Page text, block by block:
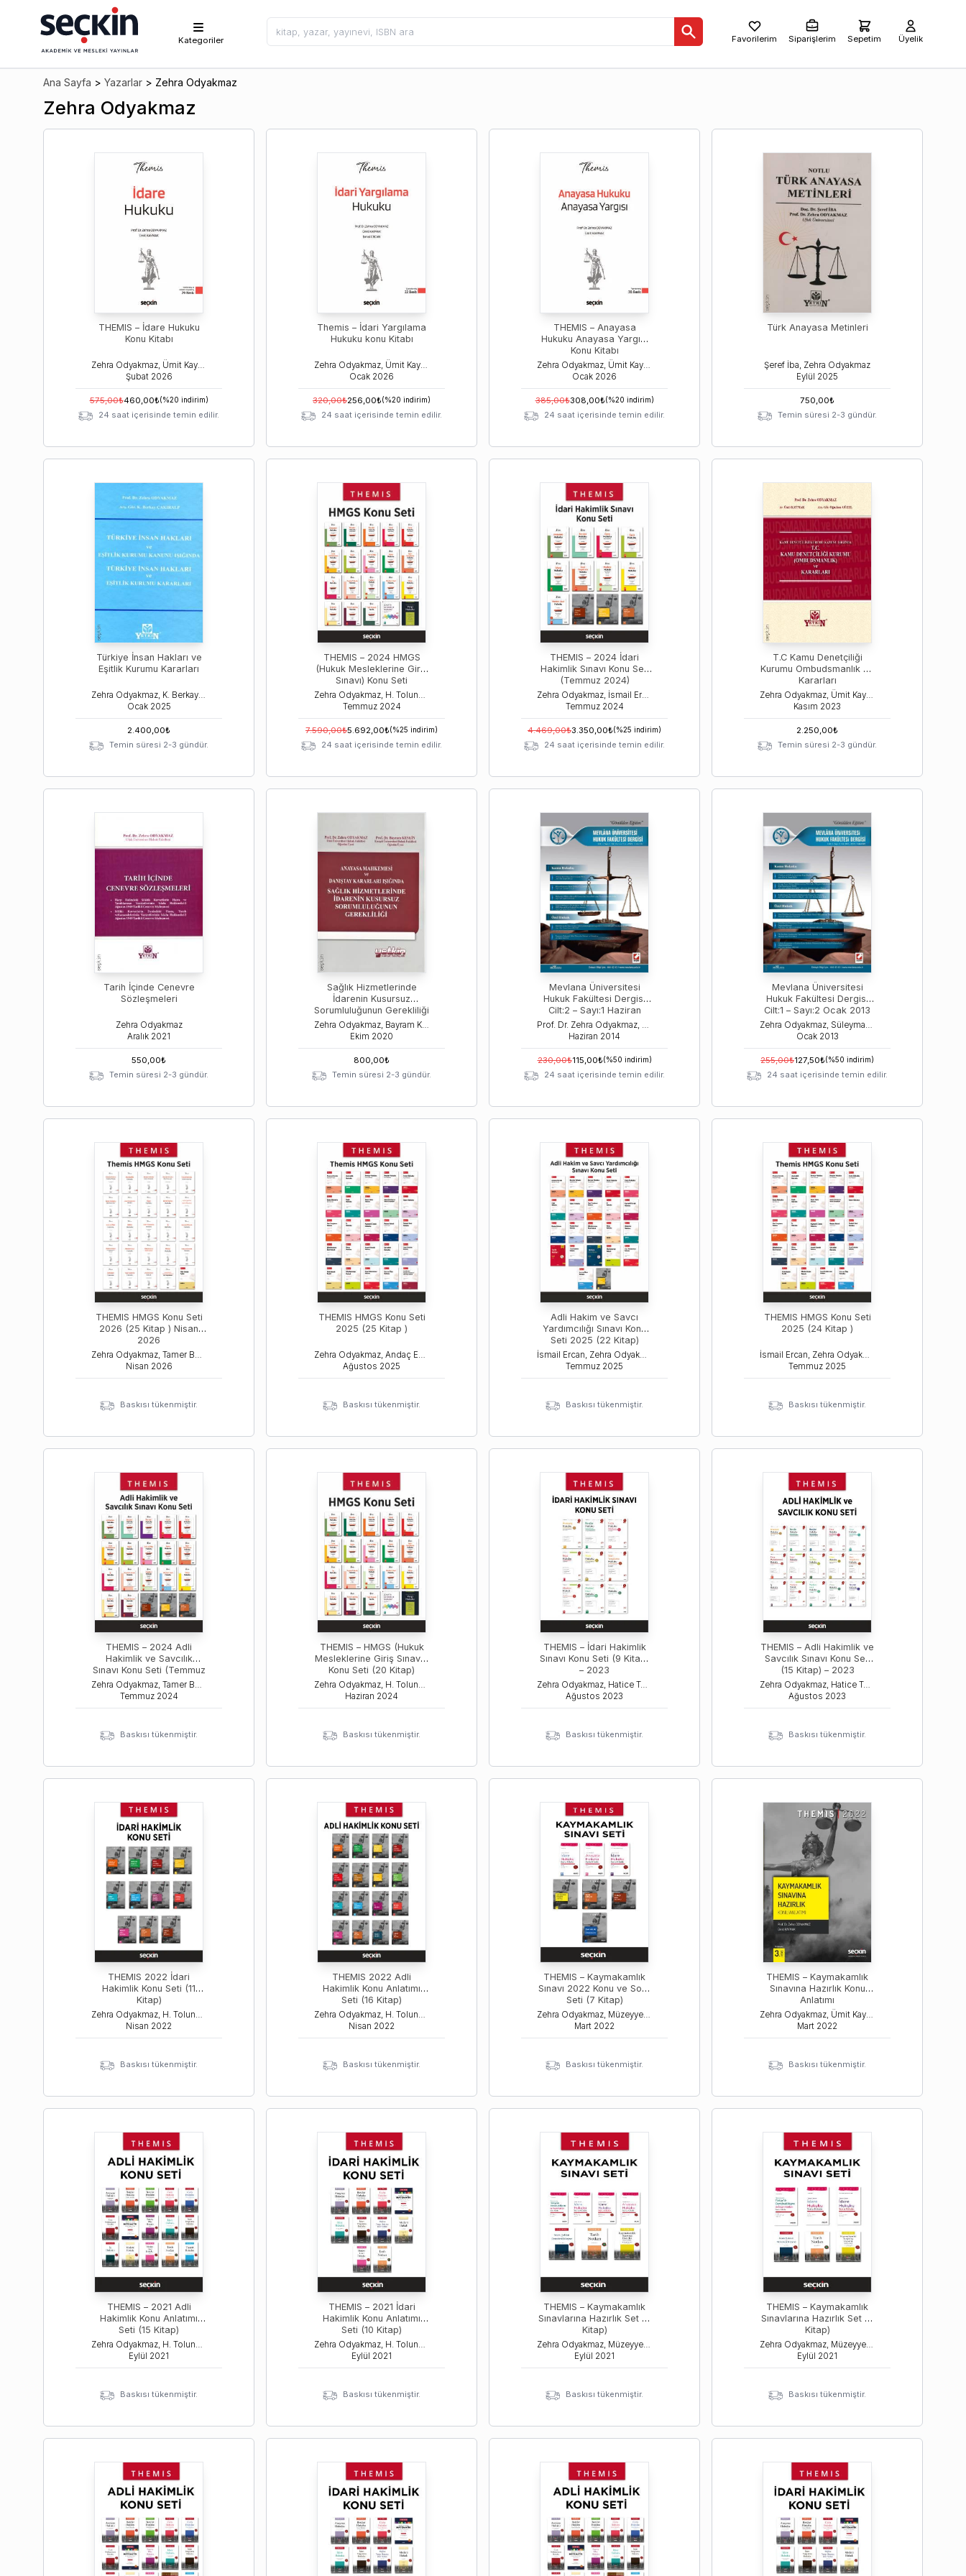
Kategoriler Favorilerim Siparişlerim Sepetim Üyelik
Ana Sayfa > Yazarlar > Zehra Odyakmaz
Zehra Odyakmaz
THEMIS – İdare Hukuku
Konu Kitabı
Zehra Odyakmaz, Ümit Kaymak
Şubat 2026
575,00₺460,00₺(%20 indirim)
24 saat içerisinde temin edilir.
Themis – İdari Yargılama
Hukuku konu Kitabı
Zehra Odyakmaz, Ümit Kaymak, İsmail Ercan
Ocak 2026
320,00₺256,00₺(%20 indirim)
24 saat içerisinde temin edilir.
THEMIS – Anayasa
Hukuku Anayasa Yargısı
Konu Kitabı
Zehra Odyakmaz, Ümit Kaymak
Ocak 2026
385,00₺308,00₺(%20 indirim)
24 saat içerisinde temin edilir.
Türk Anayasa Metinleri
Şeref İba, Zehra Odyakmaz
Eylül 2025
750,00₺
Temin süresi 2-3 gündür.
Türkiye İnsan Hakları ve
Eşitlik Kurumu Kararları
Zehra Odyakmaz, K. Berkay Çakıralp
Ocak 2025
2.400,00₺
Temin süresi 2-3 gündür.
THEMIS – 2024 HMGS
(Hukuk Mesleklerine Giriş
Sınavı) Konu Seti
(Temmuz 2024)
Zehra Odyakmaz, H. Tolunay Ozanemre Yayla, Tamer Bozku
Temmuz 2024
7.590,00₺5.692,00₺(%25 indirim)
24 saat içerisinde temin edilir.
THEMIS – 2024 İdari
Hakimlik Sınavı Konu Seti
(Temmuz 2024)
Zehra Odyakmaz, İsmail Ercan, Deniz Bayeren
Temmuz 2024
4.469,00₺3.350,00₺(%25 indirim)
24 saat içerisinde temin edilir.
T.C Kamu Denetçiliği
Kurumu Ombudsmanlık ve
Kararları
Zehra Odyakmaz, Ümit Kaymak, Oğuzhan Güzel
Kasım 2023
2.250,00₺
Temin süresi 2-3 gündür.
Tarih İçinde Cenevre
Sözleşmeleri
Zehra Odyakmaz
Aralık 2021
550,00₺
Temin süresi 2-3 gündür.
Sağlık Hizmetlerinde
İdarenin Kusursuz
Sorumluluğunun Gerekliliği
Zehra Odyakmaz, Bayram Keskin
Ekim 2020
800,00₺
Temin süresi 2-3 gündür.
Mevlana Üniversitesi
Hukuk Fakültesi Dergisi
Cilt:2 – Sayı:1 Haziran
2014
Prof. Dr. Zehra Odyakmaz, Prof. Dr. Süleyman Yalman, Yrd. Doç. Dr. Mahmut Kizir, Yrd. Doç. Dr. S. Serhat Kırtıloğlu
Haziran 2014
230,00₺115,00₺(%50 indirim)
24 saat içerisinde temin edilir.
Mevlana Üniversitesi
Hukuk Fakültesi Dergisi
Cilt:1 – Sayı:2 Ocak 2013
Zehra Odyakmaz, Süleyman Yalman, Mahmut Kiriz
Ocak 2013
255,00₺127,50₺(%50 indirim)
24 saat içerisinde temin edilir.
THEMIS HMGS Konu Seti
2026 (25 Kitap ) Nisan
2026
Zehra Odyakmaz, Tamer Bozkurt, İsmail Ercan
Nisan 2026
Baskısı tükenmiştir.
THEMIS HMGS Konu Seti
2025 (25 Kitap )
Zehra Odyakmaz, Andaç Esemen, Deniz Bayeren
Ağustos 2025
Baskısı tükenmiştir.
Adli Hakim ve Savcı
Yardımcılığı Sınavı Konu
Seti 2025 (22 Kitap)
İsmail Ercan, Zehra Odyakmaz, Tamer Bozkurt
Temmuz 2025
Baskısı tükenmiştir.
THEMIS HMGS Konu Seti
2025 (24 Kitap )
İsmail Ercan, Zehra Odyakmaz, Tamer Bozkurt
Temmuz 2025
Baskısı tükenmiştir.
THEMIS – 2024 Adli
Hakimlik ve Savcılık
Sınavı Konu Seti (Temmuz
2024)
Zehra Odyakmaz, Tamer Bozkurt, İsmail Ercan
Temmuz 2024
Baskısı tükenmiştir.
THEMIS – HMGS (Hukuk
Mesleklerine Giriş Sınavı )
Konu Seti (20 Kitap)
Zehra Odyakmaz, H. Tolunay Ozanemre Yayla, Tamer Bozku
Haziran 2024
Baskısı tükenmiştir.
THEMIS – İdari Hakimlik
Sınavı Konu Seti (9 Kitap)
– 2023
Zehra Odyakmaz, Hatice Tolunay Ozanemre Yayla, İsmail
Ağustos 2023
Baskısı tükenmiştir.
THEMIS – Adli Hakimlik ve
Savcılık Sınavı Konu Seti
(15 Kitap) – 2023
Zehra Odyakmaz, Hatice Tolunay Ozanemre Yayla, Tamer B
Ağustos 2023
Baskısı tükenmiştir.
THEMIS 2022 İdari
Hakimlik Konu Seti (11
Kitap)
Zehra Odyakmaz, H. Tolunay Ozanemre Yayla, İsmail Erca
Nisan 2022
Baskısı tükenmiştir.
THEMIS 2022 Adli
Hakimlik Konu Anlatımı
Seti (16 Kitap)
Zehra Odyakmaz, H. Tolunay Ozanemre Yayla, İsmail Erca
Nisan 2022
Baskısı tükenmiştir.
THEMIS – Kaymakamlık
Sınavı 2022 Konu ve Soru
Seti (7 Kitap)
Zehra Odyakmaz, Müzeyyen Eroğlu Durkal, Ümit Kaymak
Mart 2022
Baskısı tükenmiştir.
THEMIS – Kaymakamlık
Sınavına Hazırlık Konu
Anlatımı
Zehra Odyakmaz, Ümit Kaymak
Mart 2022
Baskısı tükenmiştir.
THEMIS – 2021 Adli
Hakimlik Konu Anlatımı
Seti (15 Kitap)
Zehra Odyakmaz, H. Tolunay Ozanemre Yayla, Ayşegül Bil
Eylül 2021
Baskısı tükenmiştir.
THEMIS – 2021 İdari
Hakimlik Konu Anlatımı
Seti (10 Kitap)
Zehra Odyakmaz, H. Tolunay Ozanemre Yayla, İsmail Erca
Eylül 2021
Baskısı tükenmiştir.
THEMIS – Kaymakamlık
Sınavlarına Hazırlık Set (7
Kitap)
Zehra Odyakmaz, Müzeyyen Eroğlu Durkal, Ümit Kaymak
Eylül 2021
Baskısı tükenmiştir.
THEMIS – Kaymakamlık
Sınavlarına Hazırlık Set (6
Kitap)
Zehra Odyakmaz, Müzeyyen Eroğlu Durkal, Ümit Kaymak
Eylül 2021
Baskısı tükenmiştir.